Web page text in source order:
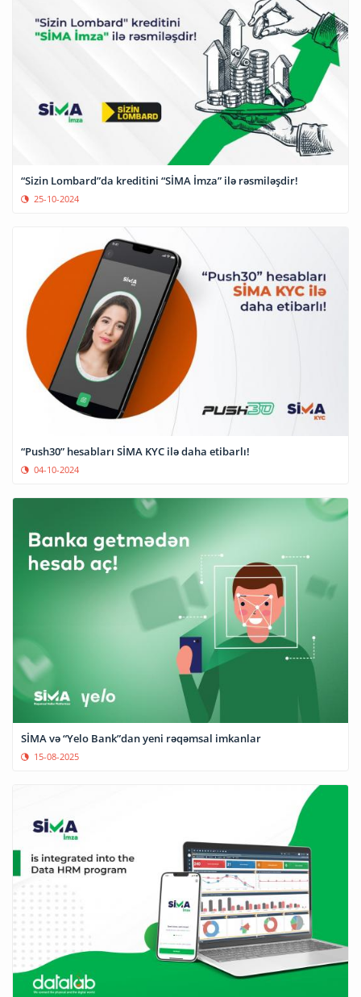
“Sizin Lombard”da kreditini “SİMA İmza” ilə rəsmiləşdir!
25-10-2024
“Push30” hesabları SİMA KYC ilə daha etibarlı!
04-10-2024
SİMA və “Yelo Bank”dan yeni rəqəmsal imkanlar
15-08-2025